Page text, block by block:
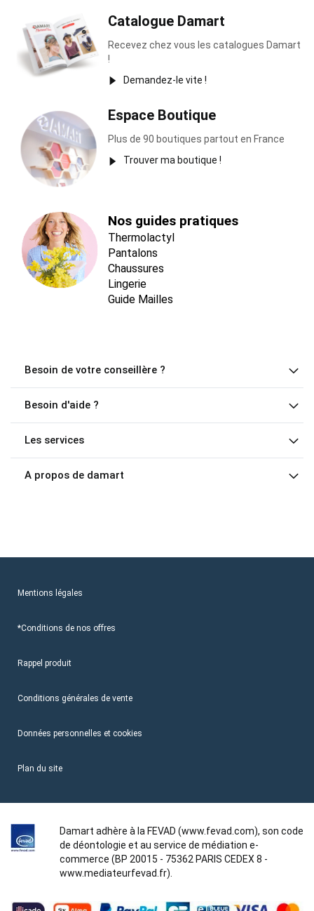
Catalogue Damart
Recevez chez vous les catalogues Damart
!
Demandez-le vite !
Espace Boutique
Plus de 90 boutiques partout en France
Trouver ma boutique !
Nos guides pratiques
Thermolactyl
Pantalons
Chaussures
Lingerie
Guide Mailles
Besoin de votre conseillère ?
Besoin d'aide ?
Les services
A propos de damart
Mentions légales
*Conditions de nos offres
Rappel produit
Conditions générales de vente
Données personnelles et cookies
Plan du site
Damart adhère à la FEVAD (www.fevad.com), son code
de déontologie et au service de médiation e-
commerce (BP 20015 - 75362 PARIS CEDEX 8 -
www.mediateurfevad.fr).